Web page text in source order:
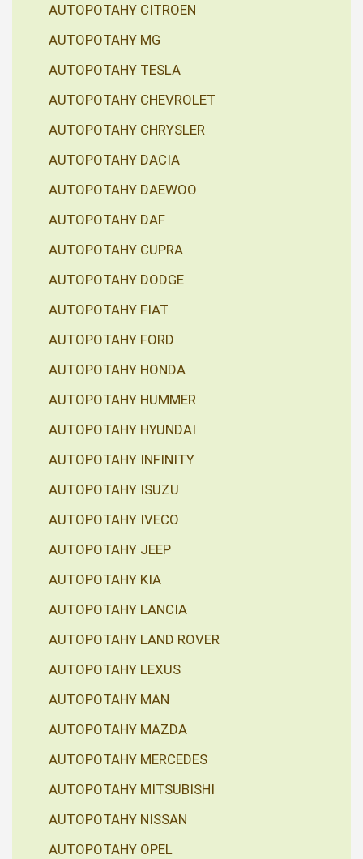
AUTOPOTAHY CITROEN
AUTOPOTAHY MG
AUTOPOTAHY TESLA
AUTOPOTAHY CHEVROLET
AUTOPOTAHY CHRYSLER
AUTOPOTAHY DACIA
AUTOPOTAHY DAEWOO
AUTOPOTAHY DAF
AUTOPOTAHY CUPRA
AUTOPOTAHY DODGE
AUTOPOTAHY FIAT
AUTOPOTAHY FORD
AUTOPOTAHY HONDA
AUTOPOTAHY HUMMER
AUTOPOTAHY HYUNDAI
AUTOPOTAHY INFINITY
AUTOPOTAHY ISUZU
AUTOPOTAHY IVECO
AUTOPOTAHY JEEP
AUTOPOTAHY KIA
AUTOPOTAHY LANCIA
AUTOPOTAHY LAND ROVER
AUTOPOTAHY LEXUS
AUTOPOTAHY MAN
AUTOPOTAHY MAZDA
AUTOPOTAHY MERCEDES
AUTOPOTAHY MITSUBISHI
AUTOPOTAHY NISSAN
AUTOPOTAHY OPEL